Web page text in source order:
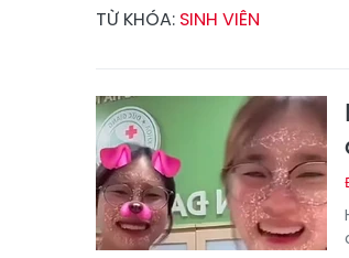
TỪ KHÓA: SINH VIÊN